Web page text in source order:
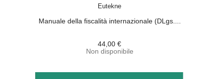
Eutekne
Manuale della fiscalità internazionale (DLgs....
44,00 €
Non disponibile